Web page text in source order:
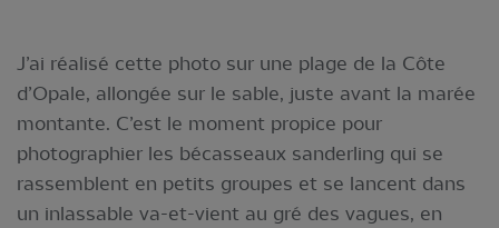
J’ai réalisé cette photo sur une plage de la Côte
d’Opale, allongée sur le sable, juste avant la marée
montante. C’est le moment propice pour
photographier les bécasseaux sanderling qui se
rassemblent en petits groupes et se lancent dans
un inlassable va-et-vient au gré des vagues, en